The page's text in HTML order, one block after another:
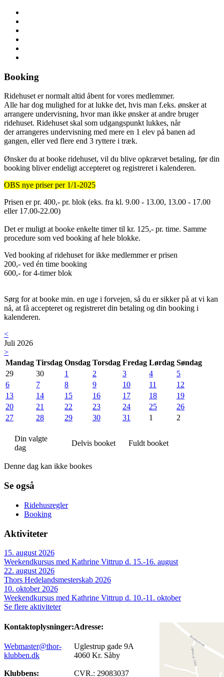
Booking
Ridehuset er normalt altid åbent for vores medlemmer.
Alle har dog mulighed for at lukke det, hvis man f.eks. ønsker at
arrangere undervisning, hvor man ikke ønsker at andre bruger
ridehuset. Ridehuset skal som udgangspunkt lukkes, når
der arrangeres undervisning med mere en 1 elev på banen ad
gangen, eller ved flere end 3 ryttere i træk.
Ønsker du at booke ridehuset, vil du blive opkrævet betaling, før din
booking bliver endeligt accepteret og registreret i kalenderen.
OBS nye priser per 1/1-2025
Prisen er pr. 400,- pr. blok (eks. fra kl. 9.00 - 13.00, 13.00 - 17.00
eller 17.00-22.00)
Det er muligt at booke enkelte timer til kr. 125,- pr. time. Samme
procedure som ved booking af hele blokke.
Ved booking af ridehuset for ikke medlemmer er prisen
200,- ved én time booking
600,- for 4-timer blok
Sørg for at booke min. en uge i forvejen, så du er sikker på at vi kan
nå, at få accepteret og registreret din betaling og din booking i
kalenderen.
<
Juli 2026
>
Mandag Tirsdag Onsdag Torsdag Fredag Lørdag Søndag
29
30 1 2 3 4
5
6
7 8 9 10 11
12
13
14 15 16 17 18
19
20
21 22 23 24 25
26
27
28 29 30 31 1 2
Din valgte
dag
Delvis booket Fuldt booket
Denne dag kan ikke bookes
Se også
Ridehusregler
Booking
Aktiviteter
15. august 2026
Weekendkursus med Kathrine Vittrup d. 15.-16. august
22. august 2026
Thors Hedelandsmesterskab 2026
10. oktober 2026
Weekendkursus med Kathrine Vittrup d. 10.-11. oktober
Se flere aktiviteter
Kontaktoplysninger:
Webmaster@thor-
klubben.dk
Klubbens:
Adresse:
Uglestrup gade 9A
4060 Kr. Såby
CVR.: 29083037